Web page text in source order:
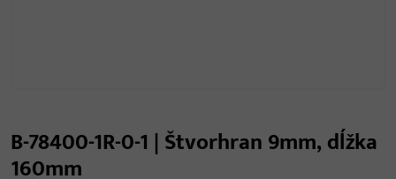
B-78400-1R-0-1 | Štvorhran 9mm, dĺžka
160mm